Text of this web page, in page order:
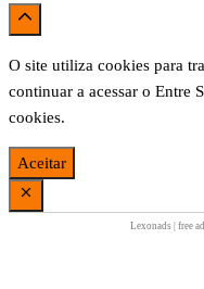
O site utiliza cookies para
continuar a acessar o Entre
cookies.
Aceitar
Lexonads | free